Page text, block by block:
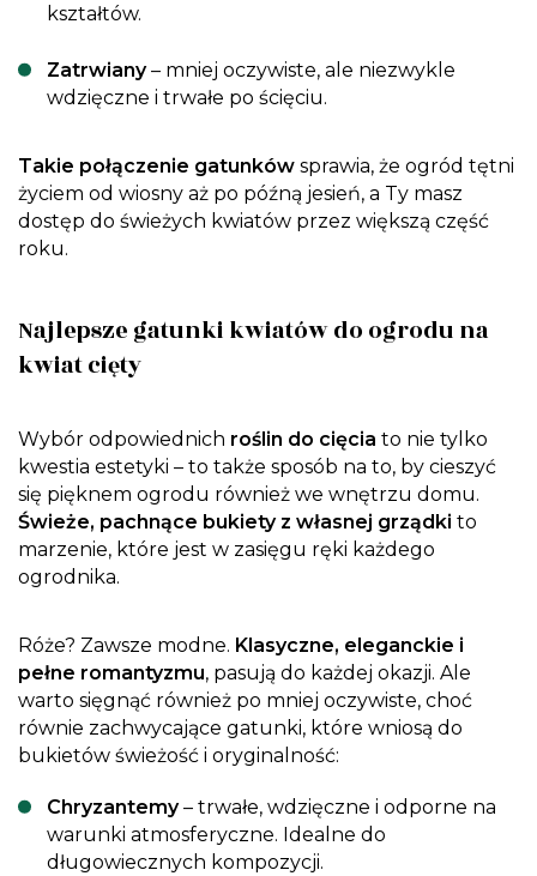
kształtów.
Zatrwiany– mniej oczywiste, ale niezwykle
wdzięczne i trwałe po ścięciu.
Takie połączenie gatunków sprawia, że ogród tętni
życiem od wiosny aż po późną jesień, a Ty masz
dostęp do świeżych kwiatów przez większą część
roku.
Najlepsze gatunki kwiatów do ogrodu na
kwiat cięty
Wybór odpowiednich roślin do cięcia to nie tylko
kwestia estetyki – to także sposób na to, by cieszyć
się pięknem ogrodu również we wnętrzu domu.
Świeże, pachnące bukiety z własnej grządki to
marzenie, które jest w zasięgu ręki każdego
ogrodnika.
Róże? Zawsze modne. Klasyczne, eleganckie i
pełne romantyzmu, pasują do każdej okazji. Ale
warto sięgnąć również po mniej oczywiste, choć
równie zachwycające gatunki, które wniosą do
bukietów świeżość i oryginalność:
Chryzantemy– trwałe, wdzięczne i odporne na
warunki atmosferyczne. Idealne do
długowiecznych kompozycji.